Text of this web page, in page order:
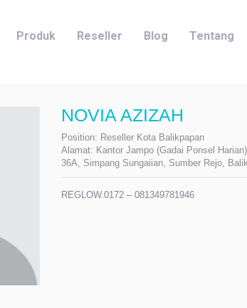
Produk Reseller Blog Tentang
NOVIA AZIZAH
Position: Reseller Kota Balikpapan
Alamat: Kantor Jampo (Gadai Ponsel
36A, Simpang Sungaiian, Sumber Rejo,
REGLOW.0172 – 081349781946